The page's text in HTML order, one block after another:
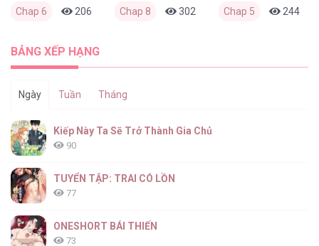
Chap 6 206 2 tháng trước
Chap 8 302 2 tháng trước
Chap 5 244
BẢNG XẾP HẠNG
Ngày Tuần Tháng
Kiếp Này Ta Sẽ Trở Thành Gia Chủ
90
TUYỂN TẬP: TRAI CÓ LỒN
77
ONESHORT BÁI THIẾN
73